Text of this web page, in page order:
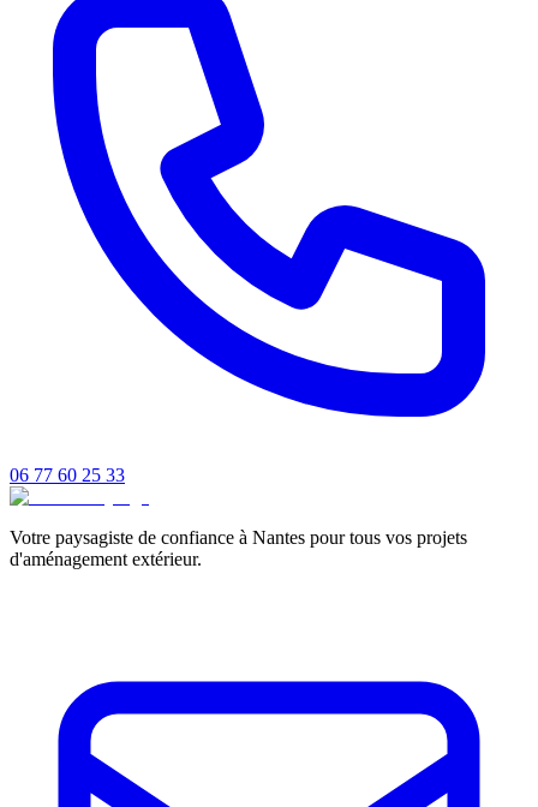
06 77 60 25 33
Votre paysagiste de confiance à Nantes pour tous vos projets
d'aménagement extérieur.